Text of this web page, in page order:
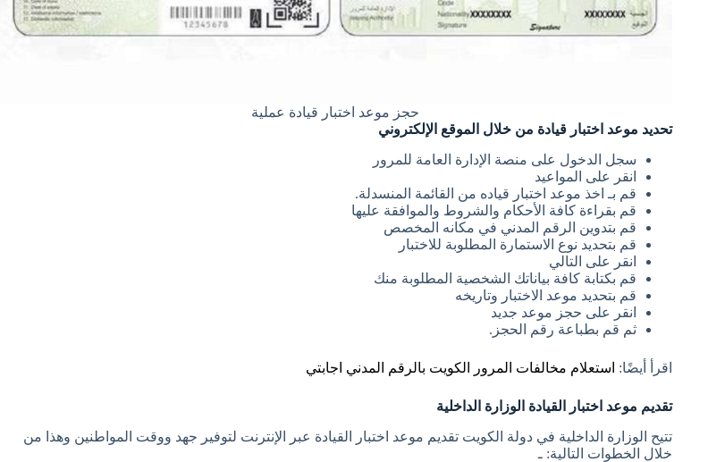
حجز موعد اختبار قيادة عملية
تحديد موعد اختبار قيادة من خلال الموقع الإلكتروني
سجل الدخول على منصة الإدارة العامة للمرور
انقر على المواعيد
قم بـ اخذ موعد اختبار قياده من القائمة المنسدلة.
قم بقراءة كافة الأحكام والشروط والموافقة عليها
قم بتدوين الرقم المدني في مكانه المخصص
قم بتحديد نوع الاستمارة المطلوبة للاختبار
انقر على التالي
قم بكتابة كافة بياناتك الشخصية المطلوبة منك
قم بتحديد موعد الاختبار وتاريخه
انقر على حجز موعد جديد
ثم قم بطباعة رقم الحجز.
اقرأ أيضًا: استعلام مخالفات المرور الكويت بالرقم المدني اجابتي
تقديم موعد اختبار القيادة الوزارة الداخلية
تتيح الوزارة الداخلية في دولة الكويت تقديم موعد اختبار القيادة عبر الإنترنت لتوفير جهد ووقت المواطنين وهذا من
خلال الخطوات التالية: ـ